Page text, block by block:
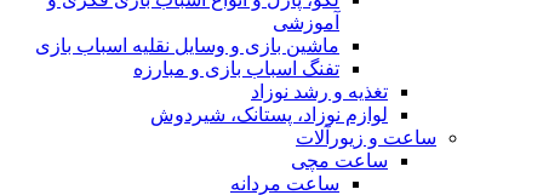
آموزشی
ماشین بازی و وسایل نقلیه اسباب بازی
تفنگ اسباب بازی و مبارزه
تغذیه و رشد نوزاد
لوازم نوزاد، پستانک، شیردوش
ساعت و زیور‌آلات
ساعت مچی
ساعت مردانه